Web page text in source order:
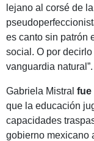
lejano al corsé de
es canto sin patrón
social. O por
vanguardia natural”.
Gabriela Mistral fue
que la educación
capacidades
gobierno mexicano